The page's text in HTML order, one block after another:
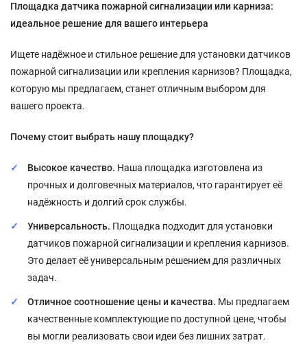
Площадка датчика пожарной сигнализации или карниза:
идеальное решение для вашего интерьера
Ищете надёжное и стильное решение для установки датчиков
пожарной сигнализации или крепления карнизов? Площадка,
которую мы предлагаем, станет отличным выбором для
вашего проекта.
Почему стоит выбрать нашу площадку?
Высокое качество. Наша площадка изготовлена из
прочных и долговечных материалов, что гарантирует её
надёжность и долгий срок службы.
Универсальность. Площадка подходит для установки
датчиков пожарной сигнализации и крепления карнизов.
Это делает её универсальным решением для различных
задач.
Отличное соотношение цены и качества. Мы предлагаем
качественные комплектующие по доступной цене, чтобы
вы могли реализовать свои идеи без лишних затрат.